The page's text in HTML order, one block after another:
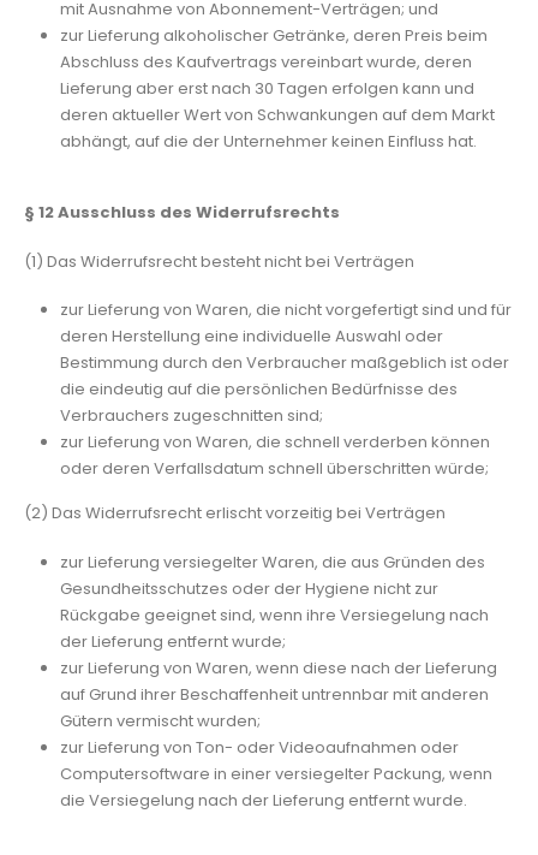
mit Ausnahme von Abonnement-Verträgen; und
zur Lieferung alkoholischer Getränke, deren Preis beim
Abschluss des Kaufvertrags vereinbart wurde, deren
Lieferung aber erst nach 30 Tagen erfolgen kann und
deren aktueller Wert von Schwankungen auf dem Markt
abhängt, auf die der Unternehmer keinen Einfluss hat.
§ 12Ausschluss des Widerrufsrechts
(1) Das Widerrufsrecht besteht nicht bei Verträgen
zur Lieferung von Waren, die nicht vorgefertigt sind und für
deren Herstellung eine individuelle Auswahl oder
Bestimmung durch den Verbraucher maßgeblich ist oder
die eindeutig auf die persönlichen Bedürfnisse des
Verbrauchers zugeschnitten sind;
zur Lieferung von Waren, die schnell verderben können
oder deren Verfallsdatum schnell überschritten würde;
(2) Das Widerrufsrecht erlischt vorzeitig bei Verträgen
zur Lieferung versiegelter Waren, die aus Gründen des
Gesundheitsschutzes oder der Hygiene nicht zur
Rückgabe geeignet sind, wenn ihre Versiegelung nach
der Lieferung entfernt wurde;
zur Lieferung von Waren, wenn diese nach der Lieferung
auf Grund ihrer Beschaffenheit untrennbar mit anderen
Gütern vermischt wurden;
zur Lieferung von Ton- oder Videoaufnahmen oder
Computersoftware in einer versiegelter Packung, wenn
die Versiegelung nach der Lieferung entfernt wurde.